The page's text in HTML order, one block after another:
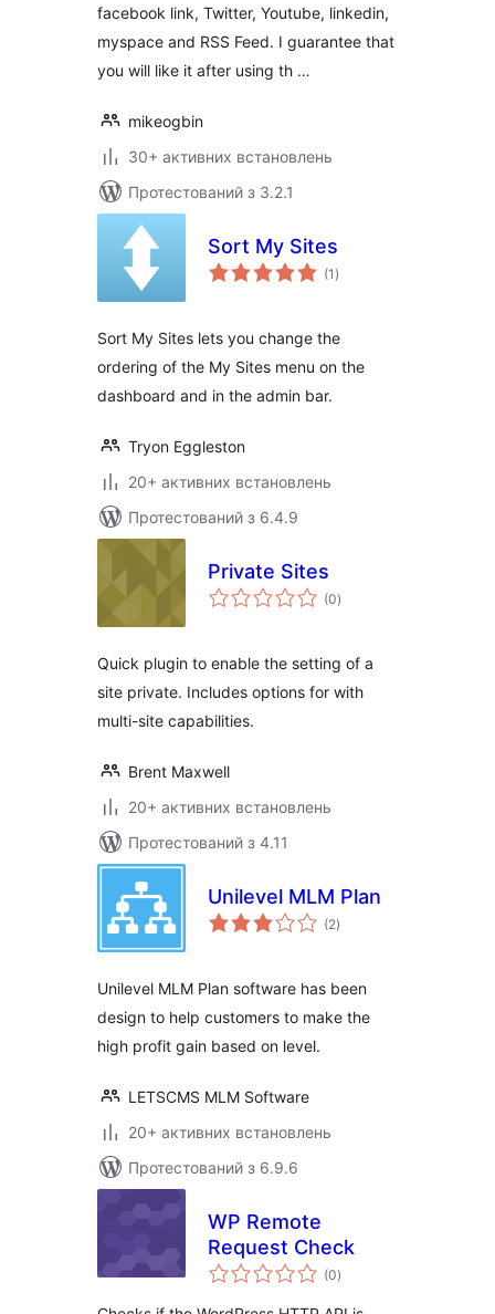
facebook link, Twitter, Youtube, linkedin,
myspace and RSS Feed. I guarantee that
you will like it after using th …
mikeogbin
30+ активних встановлень
Протестований з 3.2.1
Sort My Sites
(1 загальний
рейтинг
)
Sort My Sites lets you change the
ordering of the My Sites menu on the
dashboard and in the admin bar.
Tryon Eggleston
20+ активних встановлень
Протестований з 6.4.9
Private Sites
(0загальний
рейтинг
)
Quick plugin to enable the setting of a
site private. Includes options for with
multi-site capabilities.
Brent Maxwell
20+ активних встановлень
Протестований з 4.11
Unilevel MLM Plan
(2загальний
рейтинг
)
Unilevel MLM Plan software has been
design to help customers to make the
high profit gain based on level.
LETSCMS MLM Software
20+ активних встановлень
Протестований з 6.9.6
WP Remote
Request Check
(0загальний
рейтинг
)